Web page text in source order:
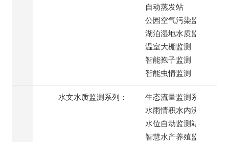
自动蒸发站
公园空气污染监测
湖泊湿地水质监测
温室大棚监测
智能孢子监测
智能虫情监测
水文水质监测系列：
生态流量监测系统
水雨情积水内涝监测
水位自动监测站
智慧水产养殖监测